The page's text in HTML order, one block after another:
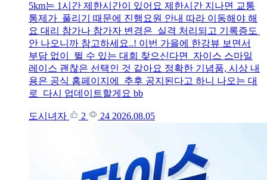
5km는 1시간 제한시간이 있어요 제한시간 지나면 교통
통제가 풀리기 때문에 진행요원 안내 따라 이동해야 해
요 대리 참가나 참가자 변경은 실격 처리되고 기록증도
안 나오니까 참고하세요..! 이번 가을에 한강뷰 보면서
부담 없이 뛸 수 있는 대회 찾으신다면 자이스 스마일
레이스 괜찮은 선택인 것 같아요 정확한 기념품, 시상 내
용은 공식 홈페이지에 추후 공지된다고 하니 나오는 대
로 다시 업데이트할게요 bb
도시녀자 2 24 2026.08.05